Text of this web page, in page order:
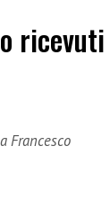
ricevuti
Francesco